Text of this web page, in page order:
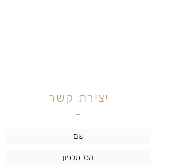
יצירת קשר
-